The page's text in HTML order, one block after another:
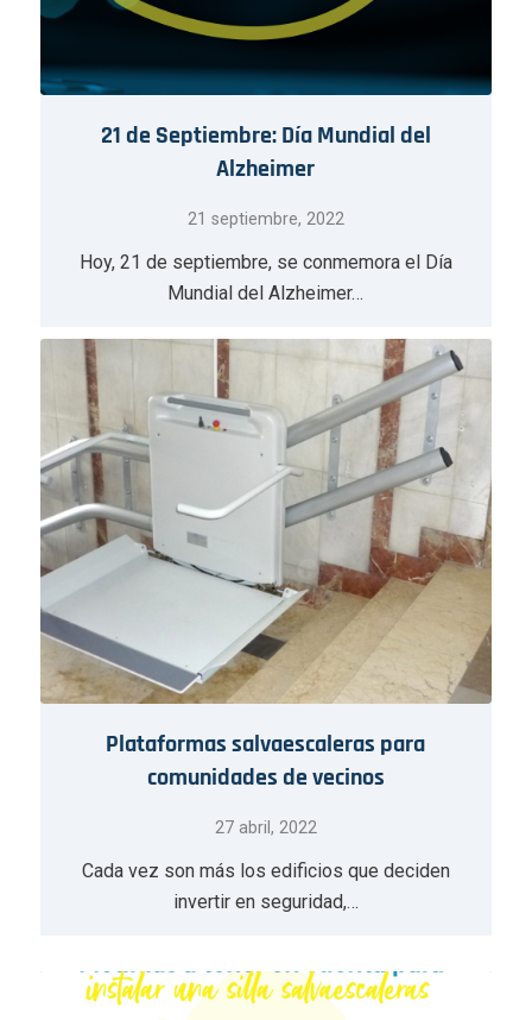
21 de Septiembre: Día Mundial del
Alzheimer
21 septiembre, 2022
Hoy, 21 de septiembre, se conmemora el Día
Mundial del Alzheimer…
Plataformas salvaescaleras para
comunidades de vecinos
27 abril, 2022
Cada vez son más los edificios que deciden
invertir en seguridad,…